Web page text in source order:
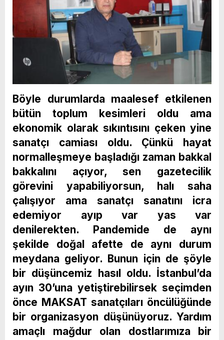
Böyle durumlarda maalesef etkilenen
bütün toplum kesimleri oldu ama
ekonomik olarak sıkıntısını çeken yine
sanatçı camiası oldu. Çünkü hayat
normalleşmeye başladığı zaman bakkal
bakkalını açıyor, sen gazetecilik
görevini yapabiliyorsun, halı saha
çalışıyor ama sanatçı sanatını icra
edemiyor ayıp var yas var
denilerekten. Pandemide de aynı
şekilde doğal afette de aynı durum
meydana geliyor. Bunun için de şöyle
bir düşüncemiz hasıl oldu. İstanbul’da
ayın 30’una yetiştirebilirsek seçimden
önce MAKSAT sanatçıları öncülüğünde
bir organizasyon düşünüyoruz. Yardım
amaçlı mağdur olan dostlarımıza bir